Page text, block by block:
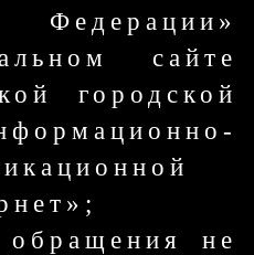
Федерации»
сайте
городской
обращения не